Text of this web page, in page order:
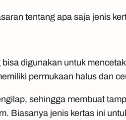
tentang apa saja jenis
digunakan untuk
permukaan halus dan
sehingga membuat
Biasanya jenis kertas ini